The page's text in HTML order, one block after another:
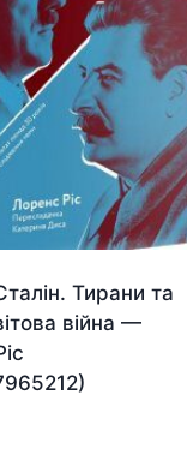
Тирани та
війна —